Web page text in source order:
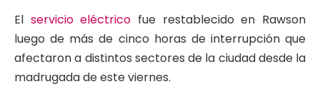
El servicio eléctrico fue restablecido en Rawson
luego de más de cinco horas de interrupción que
afectaron a distintos sectores de la ciudad desde la
madrugada de este viernes.